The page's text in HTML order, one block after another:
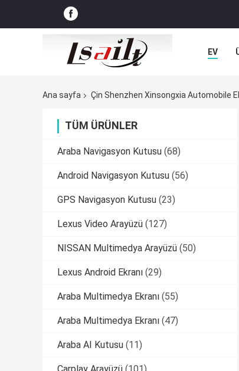
EV
Ana sayfa
Çin Shenzhen Xinsongxia Automobile
TÜM ÜRÜNLER
Araba Navigasyon Kutusu (68)
Android Navigasyon Kutusu (56)
GPS Navigasyon Kutusu (23)
Lexus Video Arayüzü (127)
NISSAN Multimedya Arayüzü (50)
Lexus Android Ekranı (29)
Araba Multimedya Ekranı (55)
Araba Multimedya Ekranı (47)
Araba AI Kutusu (11)